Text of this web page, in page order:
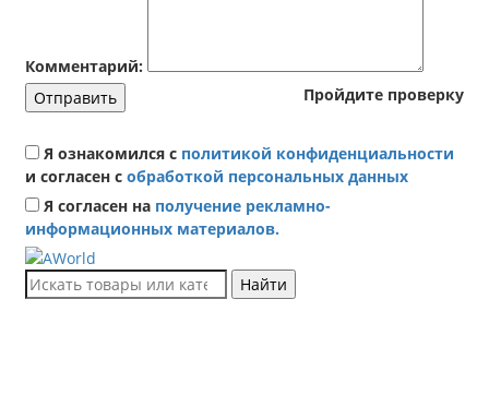
Комментарий:
Пройдите проверку
Отправить
Я ознакомился с политикой конфиденциальности
и согласен с обработкой персональных данных
Я согласен на получение рекламно-
информационных материалов.
Найти